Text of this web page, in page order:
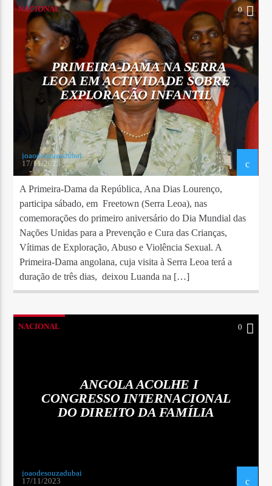
NACIONAL 0
PRIMEIRA-DAMA NA SERRA
LEOA EM ACTIVIDADE SOBRE
EXPLORAÇÃO INFANTIL
joaodesouzadubai
17/11/2023
A Primeira-Dama da República, Ana Dias Lourenço,
participa sábado, em Freetown (Serra Leoa), nas
comemorações do primeiro aniversário do Dia Mundial das
Nações Unidas para a Prevenção e Cura das Crianças,
Vítimas de Exploração, Abuso e Violência Sexual. A
Primeira-Dama angolana, cuja visita à Serra Leoa terá a
duração de três dias, deixou Luanda na […]
NACIONAL 0
ANGOLA ACOLHE I
CONGRESSO INTERNACIONAL
DO DIREITO DA FAMÍLIA
joaodesouzadubai
17/11/2023